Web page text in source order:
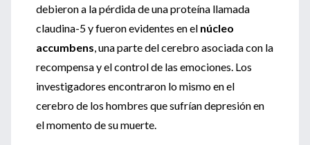
debieron a la pérdida de una proteína llamada
claudina-5 y fueron evidentes en el núcleo
accumbens, una parte del cerebro asociada con la
recompensa y el control de las emociones. Los
investigadores encontraron lo mismo en el
cerebro de los hombres que sufrían depresión en
el momento de su muerte.